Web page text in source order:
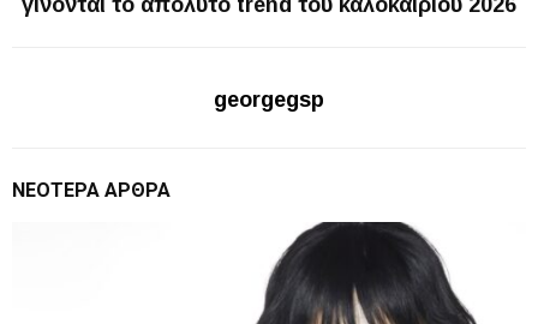
georgegsp
ΝΕΌΤΕΡΑ ΆΡΘΡΑ